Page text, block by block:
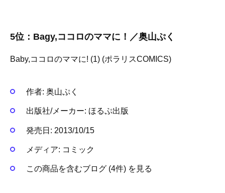
5位：Bagy,ココロのママに！／奥山ぷく
Baby,ココロのママに! (1) (ポラリスCOMICS)
作者: 奥山ぷく
出版社/メーカー: ほるぷ出版
発売日: 2013/10/15
メディア: コミック
この商品を含むブログ (4件) を見る